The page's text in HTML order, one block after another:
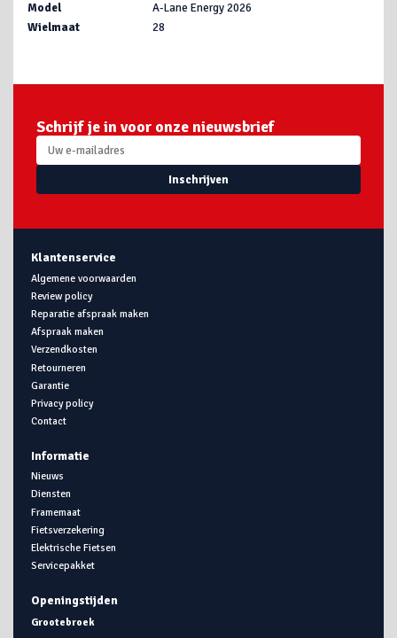
Model
A-Lane Energy 2026
Wielmaat
28
Schrijf je in voor onze nieuwsbrief
Inschrijven
Klantenservice
Algemene voorwaarden
Review policy
Reparatie afspraak maken
Afspraak maken
Verzendkosten
Retourneren
Garantie
Privacy policy
Contact
Informatie
Nieuws
Diensten
Framemaat
Fietsverzekering
Elektrische Fietsen
Servicepakket
Openingstijden
Grootebroek